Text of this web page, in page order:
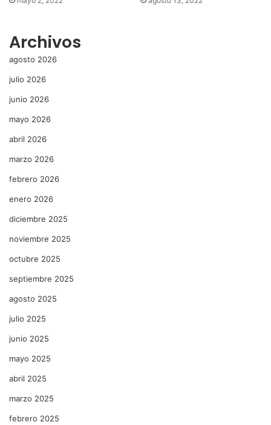
Archivos
agosto 2026
julio 2026
junio 2026
mayo 2026
abril 2026
marzo 2026
febrero 2026
enero 2026
diciembre 2025
noviembre 2025
octubre 2025
septiembre 2025
agosto 2025
julio 2025
junio 2025
mayo 2025
abril 2025
marzo 2025
febrero 2025